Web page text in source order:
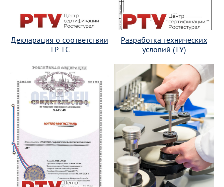
Декларация о соответствии
ТР ТС
Разработка технических
условий (ТУ)